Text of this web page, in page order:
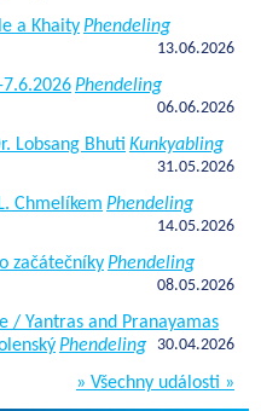
a KhaityPhendeling
13.06.2026
7.6.2026Phendeling
06.06.2026
Lobsang Bhuti Kunkyabling
31.05.2026
Chmelíkem Phendeling
14.05.2026
začátečníkyPhendeling
08.05.2026
/ Yantras and Pranayamas
Phendeling 30.04.2026
» Všechny události »